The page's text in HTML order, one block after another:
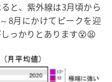
と、紫外線は3月頃から
8月にかけてピークを迎
っかりとあります😵😫